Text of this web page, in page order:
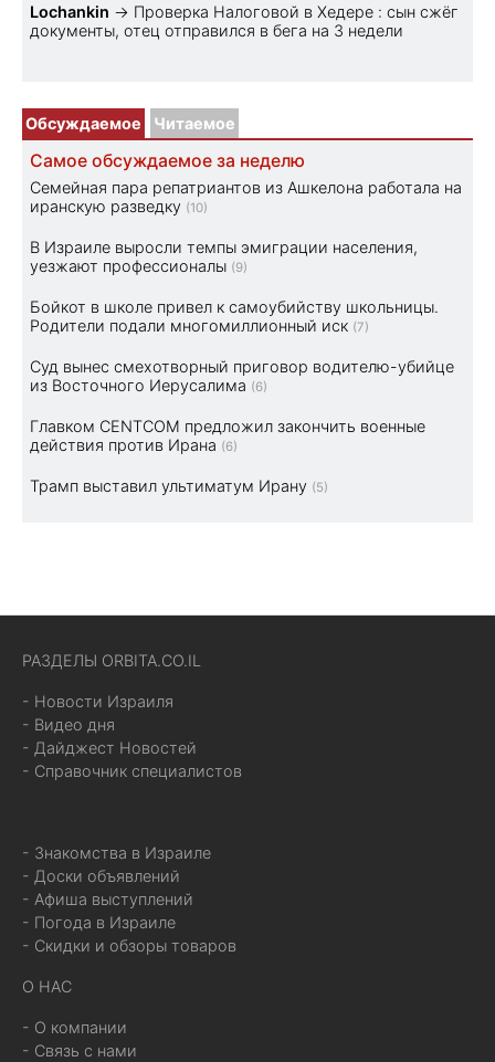
Lochankin → Проверка Налоговой в Хедере : сын сжёг
документы, отец отправился в бега на 3 недели
Обсуждаемое Читаемое
Самое обсуждаемое за неделю
Семейная пара репатриантов из Ашкелона работала на
иранскую разведку (10)
В Израиле выросли темпы эмиграции населения,
уезжают профессионалы (9)
Бойкот в школе привел к самоубийству школьницы.
Родители подали многомиллионный иск (7)
Суд вынес смехотворный приговор водителю-убийце
из Восточного Иерусалима (6)
Главком CENTCOM предложил закончить военные
действия против Ирана (6)
Трамп выставил ультиматум Ирану (5)
РАЗДЕЛЫ ORBITA.CO.IL
- Новости Израиля
- Видео дня
- Дайджест Новостей
- Справочник специалистов
- Знакомства в Израиле
- Доски объявлений
- Афиша выступлений
- Погода в Израиле
- Скидки и обзоры товаров
О НАС
- О компании
- Связь с нами